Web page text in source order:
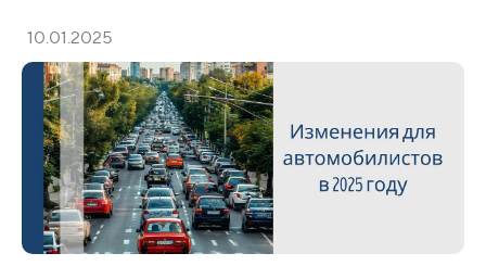
10.01.2025